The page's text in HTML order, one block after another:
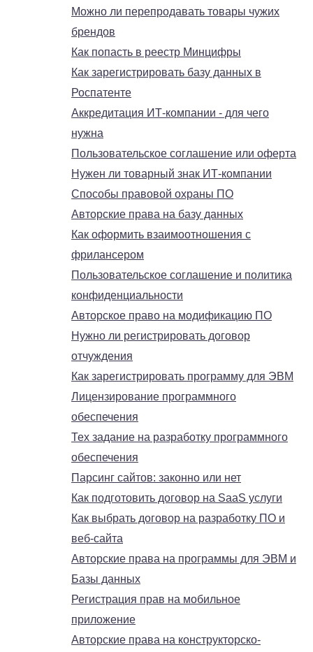
Можно ли перепродавать товары чужих
брендов
Как попасть в реестр Минцифры
Как зарегистрировать базу данных в
Роспатенте
Аккредитация ИТ-компании - для чего
нужна
Пользовательское соглашение или оферта
Нужен ли товарный знак ИТ-компании
Способы правовой охраны ПО
Авторские права на базу данных
Как оформить взаимоотношения с
фрилансером
Пользовательское соглашение и политика
конфиденциальности
Авторское право на модификацию ПО
Нужно ли регистрировать договор
отчуждения
Как зарегистрировать программу для ЭВМ
Лицензирование программного
обеспечения
Тех задание на разработку программного
обеспечения
Парсинг сайтов: законно или нет
Как подготовить договор на SaaS услуги
Как выбрать договор на разработку ПО и
веб-сайта
Авторские права на программы для ЭВМ и
Базы данных
Регистрация прав на мобильное
приложение
Авторские права на конструкторско-